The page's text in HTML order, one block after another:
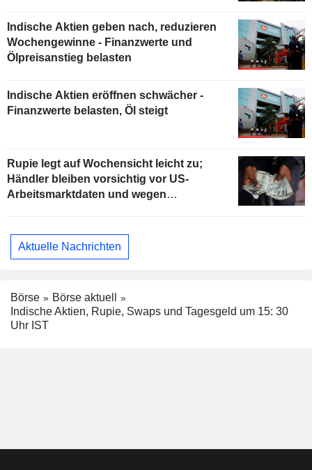
Indische Aktien geben nach, reduzieren
Wochengewinne - Finanzwerte und
Ölpreisanstieg belasten
Indische Aktien eröffnen schwächer -
Finanzwerte belasten, Öl steigt
Rupie legt auf Wochensicht leicht zu;
Händler bleiben vorsichtig vor US-
Arbeitsmarktdaten und wegen
Aktuelle Nachrichten
Börse
Börse aktuell
Indische Aktien, Rupie, Swaps und Tagesgeld um 15: 30
Uhr IST